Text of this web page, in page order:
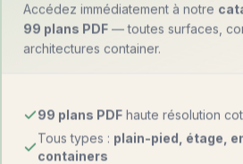
Prix au m²
1 000 – 2
Montage sur site 2 à 5 jours
Accédez immédiatement à notre
99 plans PDF — toutes surfaces,
architectures container.
99 plans PDF haute résolution
Tous types : plain-pied, étage,
containers